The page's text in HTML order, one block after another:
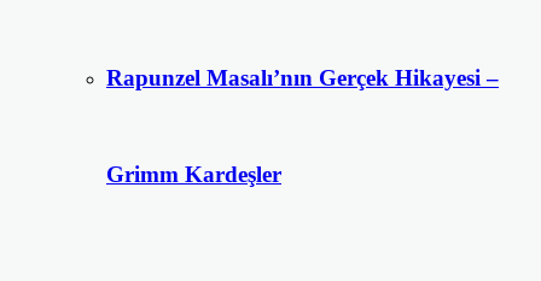
Rapunzel Masalı’nın Gerçek Hikayesi –
Grimm Kardeşler